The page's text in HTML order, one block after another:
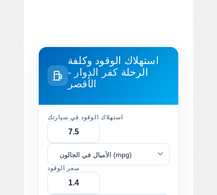
استهلاك الوقود وكلفة
الرحلة كفر الدوار -
الأقصر
استهلاك الوقود في سيارتك
الأميال في الجالون (mpg)
سعر الوقود